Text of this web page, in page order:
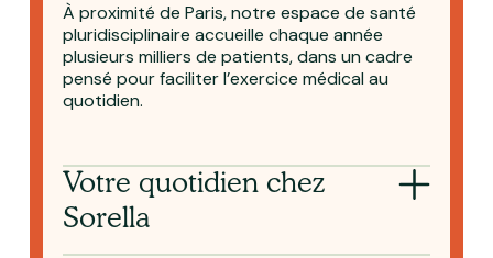
À proximité de Paris, notre espace de santé
pluridisciplinaire accueille chaque année
plusieurs milliers de patients, dans un cadre
pensé pour faciliter l’exercice médical au
quotidien.
Votre quotidien chez
Sorella